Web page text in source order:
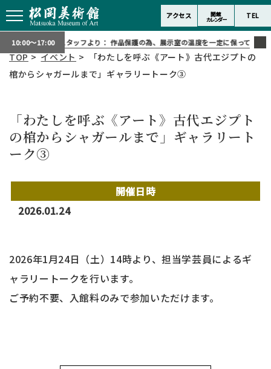
アクセス 開館
カレンダー TEL
10:00～17:00スタッフより：作品保護の為、展示室の温度を一定に保っており
TOP>イベント > 「わたしを呼ぶ《アート》古代エジプトの
棺からシャガールまで」ギャラリートーク③
「わたしを呼ぶ《アート》古代エジプト
の棺からシャガールまで」ギャラリート
ーク③
開催日時
2026.01.24
2026年1月24日（土）14時より、担当学芸員によるギ
ャラリートークを行います。
ご予約不要、入館料のみで参加いただけます。